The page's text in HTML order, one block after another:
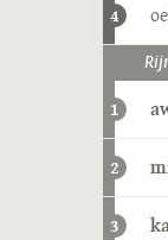
4
1
2
3